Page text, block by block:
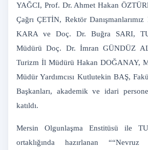
YAĞCI, Prof. Dr. Ahmet Hakan
Çağrı ÇETİN, Rektör
KARA ve Doç. Dr. Buğra SARI,
Müdürü Doç. Dr. İmran GÜNDÜZ
Turizm İl Müdürü Hakan DOĞANAY,
Müdür Yardımcısı Kutlutekin BAŞ,
Başkanları, akademik ve idari
katıldı.
Mersin Olgunlaşma Enstitüsü ile
ortaklığında hazırlanan